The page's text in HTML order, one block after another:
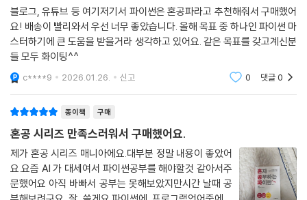
블로그, 유튜브 등 여기저기서 파이썬은 혼공파라고 추천해줘서 구매했어
요! 배송이 빨리와서 우선 너무 좋았습니다. 올해 목표 중 하나인 파이썬 마
스터하기에 큰 도움을 받을거라 생각하고 있어요. 같은 목표를 갖고계신분
들 모두 화이팅^^
c****9 2026.01.26. 신고 0 댓글0
종이책 구매
혼공 시리즈 만족스러워서 구매했어요.
제가 혼공 시리즈 매니아에요.대부분 정말 내용이 좋았어
요.요즘 AI 가 대세여서 파이썬공부를 해야할것 같아서주
문했어요 아직 바빠서 공부는 못해보았지만시간 날때 공